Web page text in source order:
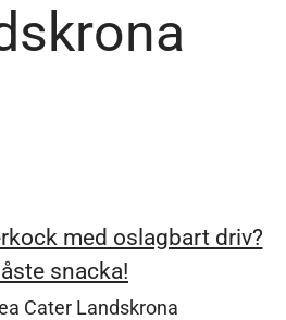
med oslagbart driv?
snacka!
Cater Landskrona